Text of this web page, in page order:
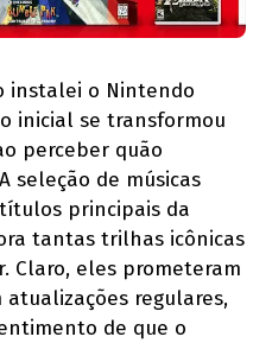
instalei o Nintendo
inicial se transformou
perceber quão
seleção de músicas
principais da
tantas trilhas icônicas
Claro, eles prometeram
regulares,
de que o